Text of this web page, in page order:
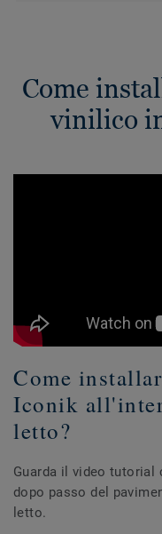
Come
vinilico
Come
Iconik
letto?
Guarda il video
dopo passo del
letto.